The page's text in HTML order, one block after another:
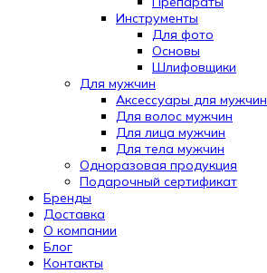
Инструменты
Для фото
Основы
Шлифовщики
Для мужчин
Аксессуары для мужчин
Для волос мужчин
Для лица мужчин
Для тела мужчин
Одноразовая продукция
Подарочный сертификат
Automatically
Hierarchic
Categories
Menu
Бренды
Доставка
О компании
Блог
Контакты